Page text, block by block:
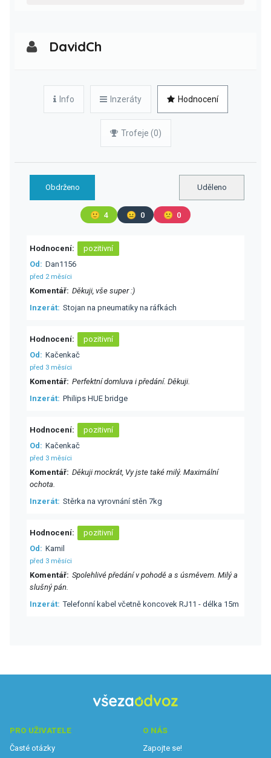
DavidCh
Info Inzeráty Hodnocení
Trofeje (0)
Obdrženo Uděleno
🙂 4 😐 0 🙁 0
Hodnocení
pozitivní
Od
Dan1156
před 2 měsíci
Komentář Děkuji, vše super :)
Inzerát Stojan na pneumatiky na ráfkách
Hodnocení
pozitivní
Od
Kačenkač
před 3 měsíci
Komentář Perfektní domluva i předání. Děkuji.
Inzerát Philips HUE bridge
Hodnocení
pozitivní
Od
Kačenkač
před 3 měsíci
Komentář Děkuji mockrát, Vy jste také milý. Maximální
ochota.
Inzerát Stěrka na vyrovnání stěn 7kg
Hodnocení
pozitivní
Od
Kamil
před 3 měsíci
Komentář Spolehlivé předání v pohodě a s úsměvem. Milý a
slušný pán.
Inzerát Telefonní kabel včetně koncovek RJ11 - délka 15m
PRO UŽIVATELE
Časté otázky
O NÁS
Zapojte se!